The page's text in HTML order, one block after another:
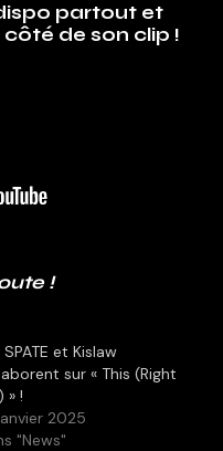
dispo partout et
de son clip !
!
SPATE et Kislaw
sur « This (Right
» !
2025
"News"